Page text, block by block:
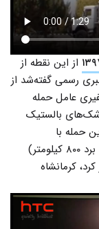
از این نقطه از
رسمی گفته‌شد از
عامل حمله
بالستیک
حمله با
(با برد ۸۰۰ کیلومتر)
کرمانشاه